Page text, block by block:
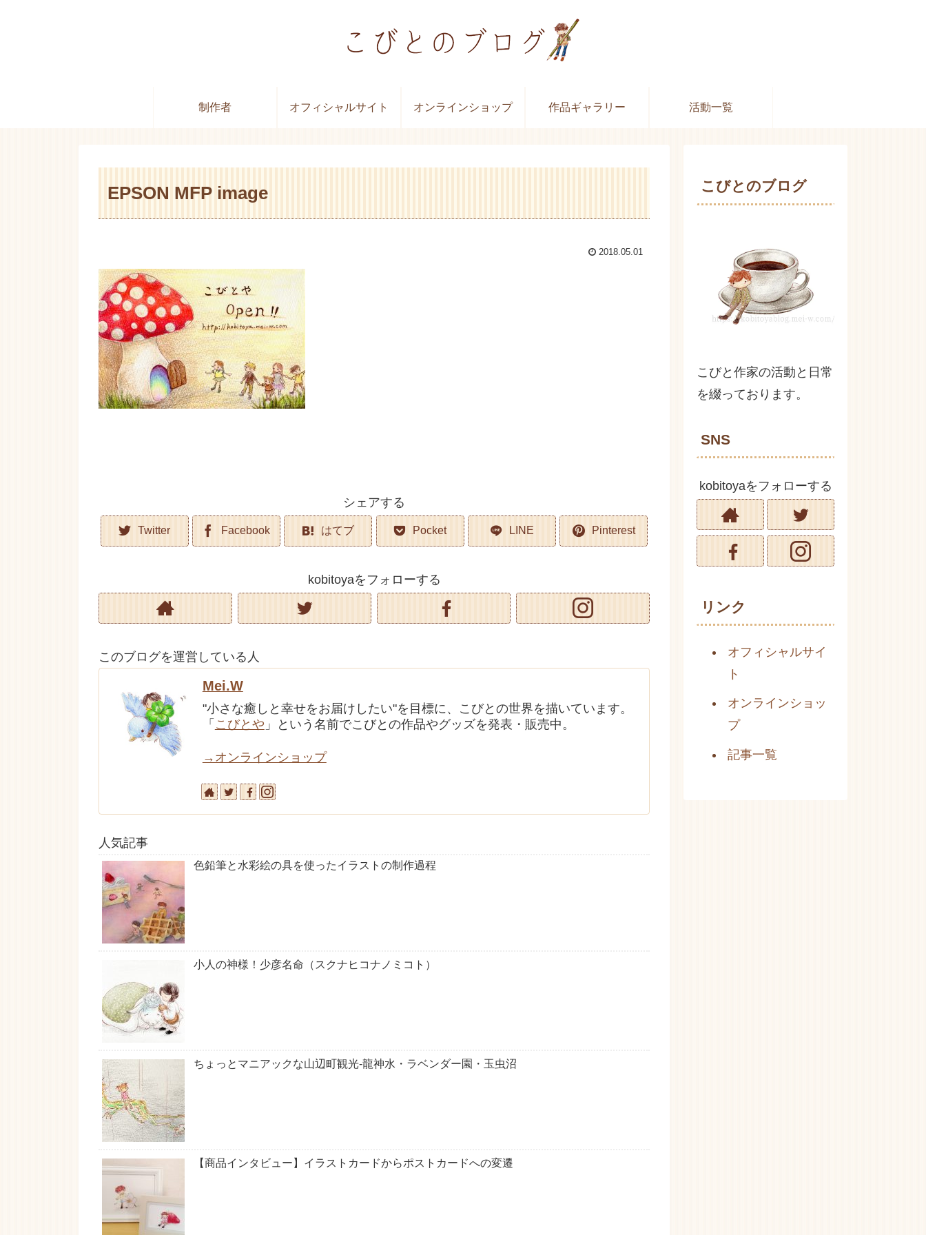
制作者 オフィシャルサイト オンラインショップ 作品ギャラリー 活動一覧
EPSON MFP image
2018.05.01
シェアする
Twitter Facebook はてブ Pocket LINE Pinterest
kobitoyaをフォローする
このブログを運営している人
Mei.W
"小さな癒しと幸せをお届けしたい"を目標に、こびとの世界を描いています。
「 こびとや 」という名前でこびとの作品やグッズを発表・販売中。
→オンラインショップ
人気記事
色鉛筆と水彩絵の具を使ったイラストの制作過程
小人の神様！少彦名命（スクナヒコナノミコト）
ちょっとマニアックな山辺町観光-龍神水・ラベンダー園・玉虫沼
【商品インタビュー】イラストカードからポストカードへの変遷
こびとのブログ
こびと作家の活動と日常
を綴っております。
SNS
kobitoyaをフォローする
リンク
オフィシャルサイ
ト
オンラインショッ
プ
記事一覧